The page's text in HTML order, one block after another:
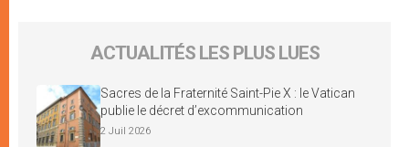
ACTUALITÉS LES PLUS LUES
Sacres de la Fraternité Saint-Pie X : le Vatican
publie le décret d’excommunication
2 Juil 2026